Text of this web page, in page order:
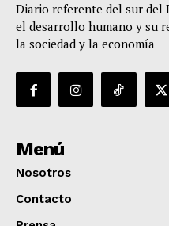
Diario referente del sur del
el desarrollo humano y su
la sociedad y la economía
Menú
Nosotros
Contacto